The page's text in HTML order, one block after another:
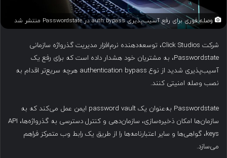
وصله فوری برای رفع آسیب‌پذیری auth bypass در Passwordstate منتشر شد
شرکت Click Studios، توسعه‌دهنده نرم‌افزار مدیریت گذرواژه سازمانی
Passwordstate، به مشتریان خود هشدار داده است که برای رفع یک
آسیب‌پذیری شدید از نوع authentication bypass هرچه سریع‌تر اقدام به
نصب وصله امنیتی کنند.
Passwordstate به‌عنوان یک password vault ایمن عمل می‌کند که به
سازمان‌ها امکان ذخیره‌سازی، سازمان‌دهی و کنترل دسترسی به گذرواژه‌ها، API
keys، گواهی‌ها و سایر اعتبارنامه‌ها را از طریق یک رابط وب متمرکز فراهم
می‌سازد.